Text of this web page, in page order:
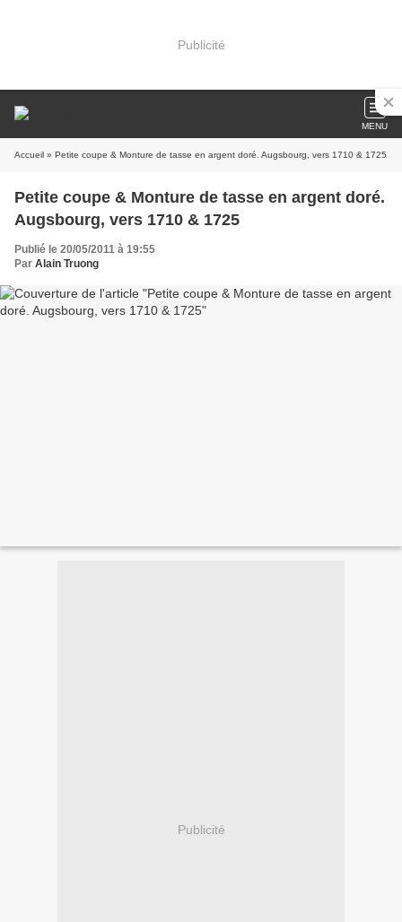
Publicité
MENU
Accueil » Petite coupe & Monture de tasse en argent doré. Augsbourg, vers 1710 & 1725
Petite coupe & Monture de tasse en argent doré.
Augsbourg, vers 1710 & 1725
Publié le 20/05/2011 à 19:55
Par Alain Truong
Publicité